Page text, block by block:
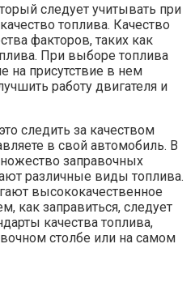
следует учитывать при
топлива. Качество
факторов, таких как
При выборе топлива
на присутствие в нем
работу двигателя и
следить за качеством
в свой автомобиль. В
заправочных
различные виды топлива.
высококачественное
как заправиться, следует
качества топлива,
столбе или на самом